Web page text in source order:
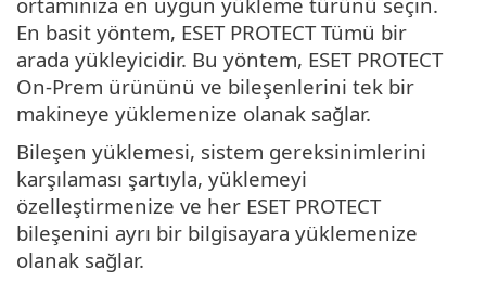
En basit yöntem, ESET PROTECT Tümü bir
arada yükleyicidir. Bu yöntem, ESET PROTECT
On-Prem ürününü ve bileşenlerini tek bir
makineye yüklemenize olanak sağlar.
Bileşen yüklemesi, sistem gereksinimlerini
karşılaması şartıyla, yüklemeyi
özelleştirmenize ve her ESET PROTECT
bileşenini ayrı bir bilgisayara yüklemenize
olanak sağlar.